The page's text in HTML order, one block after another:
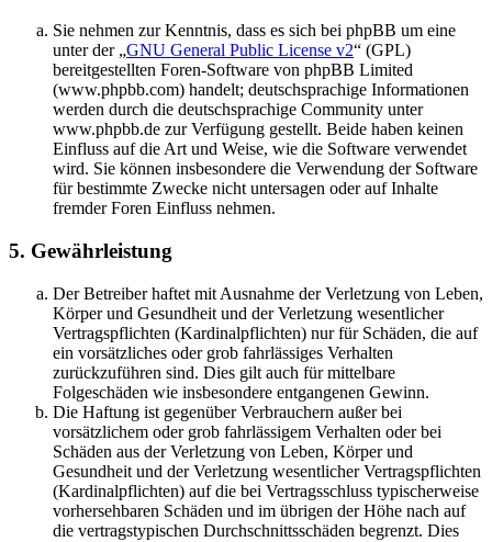
Sie nehmen zur Kenntnis, dass es sich bei phpBB um eine
unter der „GNU General Public License v2“ (GPL)
bereitgestellten Foren-Software von phpBB Limited
(www.phpbb.com) handelt; deutschsprachige Informationen
werden durch die deutschsprachige Community unter
www.phpbb.de zur Verfügung gestellt. Beide haben keinen
Einfluss auf die Art und Weise, wie die Software verwendet
wird. Sie können insbesondere die Verwendung der Software
für bestimmte Zwecke nicht untersagen oder auf Inhalte
fremder Foren Einfluss nehmen.
5. Gewährleistung
Der Betreiber haftet mit Ausnahme der Verletzung von Leben,
Körper und Gesundheit und der Verletzung wesentlicher
Vertragspflichten (Kardinalpflichten) nur für Schäden, die auf
ein vorsätzliches oder grob fahrlässiges Verhalten
zurückzuführen sind. Dies gilt auch für mittelbare
Folgeschäden wie insbesondere entgangenen Gewinn.
Die Haftung ist gegenüber Verbrauchern außer bei
vorsätzlichem oder grob fahrlässigem Verhalten oder bei
Schäden aus der Verletzung von Leben, Körper und
Gesundheit und der Verletzung wesentlicher Vertragspflichten
(Kardinalpflichten) auf die bei Vertragsschluss typischerweise
vorhersehbaren Schäden und im übrigen der Höhe nach auf
die vertragstypischen Durchschnittsschäden begrenzt. Dies